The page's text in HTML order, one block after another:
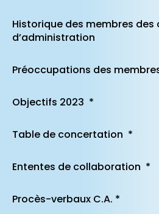
Historique des membres des
d’administration
Préoccupations des
Objectifs 2023 *
Table de concertation *
Ententes de collaboration *
Procès-verbaux C.A. *